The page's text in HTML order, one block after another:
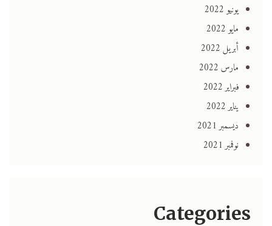
يونيو 2022
مايو 2022
أبريل 2022
مارس 2022
فبراير 2022
يناير 2022
ديسمبر 2021
نوفمبر 2021
Categories